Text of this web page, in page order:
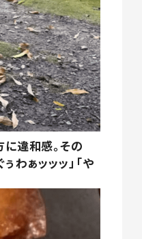
違和感。その
わぁッッッ」「や